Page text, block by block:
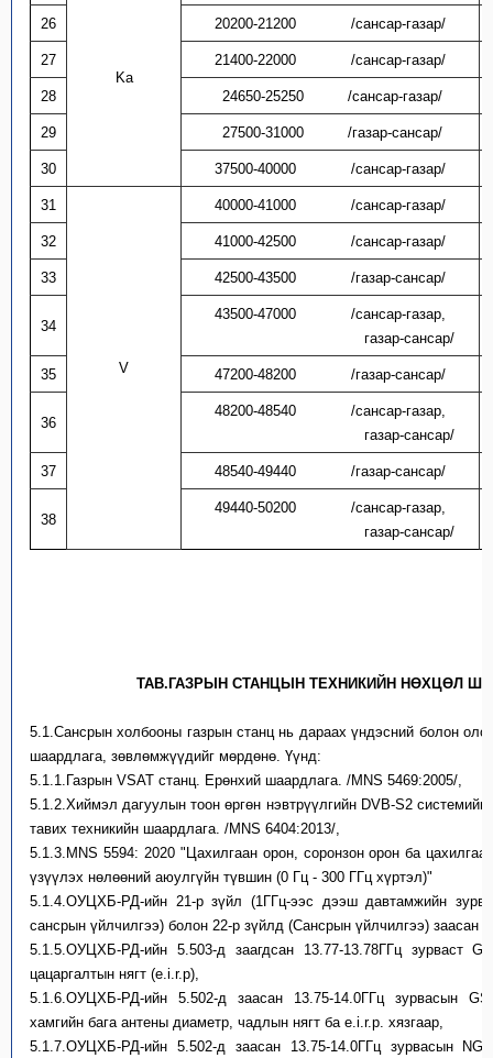
Ka
26 20200-21200 /сансар-газар/
27 21400-22000 /сансар-газар/
28 24650-25250 /сансар-газар/
29 27500-31000 /газар-сансар/
30 37500-40000 /сансар-газар/
31
V
40000-41000 /сансар-газар/
32 41000-42500 /сансар-газар/
33 42500-43500 /газар-сансар/
34
43500-47000
/сансар-газар,
газар-сансар/
35 47200-48200 /газар-сансар/
36
48200-48540
/сансар-газар,
газар-сансар/
37 48540-49440 /газар-сансар/
38
49440-50200
/сансар-газар,
газар-сансар/
ТАВ.ГАЗРЫН СТАНЦЫН ТЕХНИКИЙН НӨХЦӨЛ
5.1.Сансрын холбооны газрын станц нь дараах үндэсний болон
шаардлага, зөвлөмжүүдийг мөрдөнө. Үүнд:
5.1.1.Газрын VSAT станц. Ерөнхий шаардлага. /MNS 5469:2005/,
5.1.2.Хиймэл дагуулын тоон өргөн нэвтрүүлгийн DVB-S2
тавих техникийн шаардлага. /MNS 6404:2013/,
5.1.3.MNS 5594: 2020 "Цахилгаан орон, соронзон орон ба
үзүүлэх нөлөөний аюулгүйн түвшин (0 Гц - 300 ГГц хүртэл)"
5.1.4.ОУЦХБ-РД-ийн 21-р зүйл (1ГГц-ээс дээш давтамжийн
сансрын үйлчилгээ) болон 22-р зүйлд (Сансрын үйлчилгээ) заасан
5.1.5.ОУЦХБ-РД-ийн 5.503-д заагдсан 13.77-13.78ГГц зурваст
цацаргалтын нягт (e.i.r.p),
5.1.6.ОУЦХБ-РД-ийн 5.502-д заасан 13.75-14.0ГГц зурвасын
хамгийн бага антены диаметр, чадлын нягт ба e.i.r.p. хязгаар,
5.1.7.ОУЦХБ-РД-ийн 5.502-д заасан 13.75-14.0ГГц зурвасын